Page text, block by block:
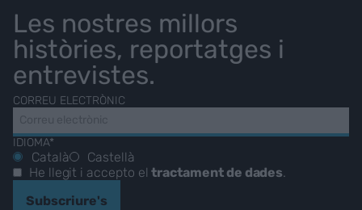
Les nostres millors
històries, reportatges i
entrevistes.
CORREU ELECTRÒNIC
IDIOMA*
Català
Castellà
He llegit i accepto eltractament de dades.
Subscriure's